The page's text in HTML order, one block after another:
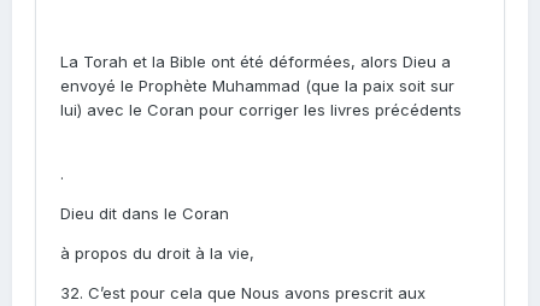
La Torah et la Bible ont été déformées, alors Dieu a
envoyé le Prophète Muhammad (que la paix soit sur
lui) avec le Coran pour corriger les livres précédents
.
Dieu dit dans le Coran
à propos du droit à la vie,
32. C’est pour cela que Nous avons prescrit aux